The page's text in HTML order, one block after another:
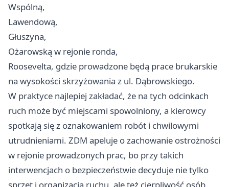
Wspólną,
Lawendową,
Głuszyna,
Ożarowską w rejonie ronda,
Roosevelta, gdzie prowadzone będą prace brukarskie
na wysokości skrzyżowania z ul. Dąbrowskiego.
W praktyce najlepiej zakładać, że na tych odcinkach
ruch może być miejscami spowolniony, a kierowcy
spotkają się z oznakowaniem robót i chwilowymi
utrudnieniami. ZDM apeluje o zachowanie ostrożności
w rejonie prowadzonych prac, bo przy takich
interwencjach o bezpieczeństwie decyduje nie tylko